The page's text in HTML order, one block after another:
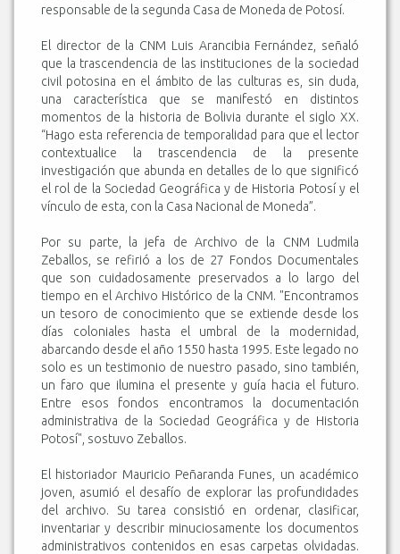
responsable de la segunda Casa de Moneda de Potosí.
El director de la CNM Luis Arancibia Fernández, señaló
que la trascendencia de las instituciones de la sociedad
civil potosina en el ámbito de las culturas es, sin duda,
una característica que se manifestó en distintos
momentos de la historia de Bolivia durante el siglo XX.
“Hago esta referencia de temporalidad para que el lector
contextualice la trascendencia de la presente
investigación que abunda en detalles de lo que significó
el rol de la Sociedad Geográfica y de Historia Potosí y el
vínculo de esta, con la Casa Nacional de Moneda”.
Por su parte, la jefa de Archivo de la CNM Ludmila
Zeballos, se refirió a los de 27 Fondos Documentales
que son cuidadosamente preservados a lo largo del
tiempo en el Archivo Histórico de la CNM. "Encontramos
un tesoro de conocimiento que se extiende desde los
días coloniales hasta el umbral de la modernidad,
abarcando desde el año 1550 hasta 1995. Este legado no
solo es un testimonio de nuestro pasado, sino también,
un faro que ilumina el presente y guía hacia el futuro.
Entre esos fondos encontramos la documentación
administrativa de la Sociedad Geográfica y de Historia
Potosí", sostuvo Zeballos.
El historiador Mauricio Peñaranda Funes, un académico
joven, asumió el desafío de explorar las profundidades
del archivo. Su tarea consistió en ordenar, clasificar,
inventariar y describir minuciosamente los documentos
administrativos contenidos en esas carpetas olvidadas.